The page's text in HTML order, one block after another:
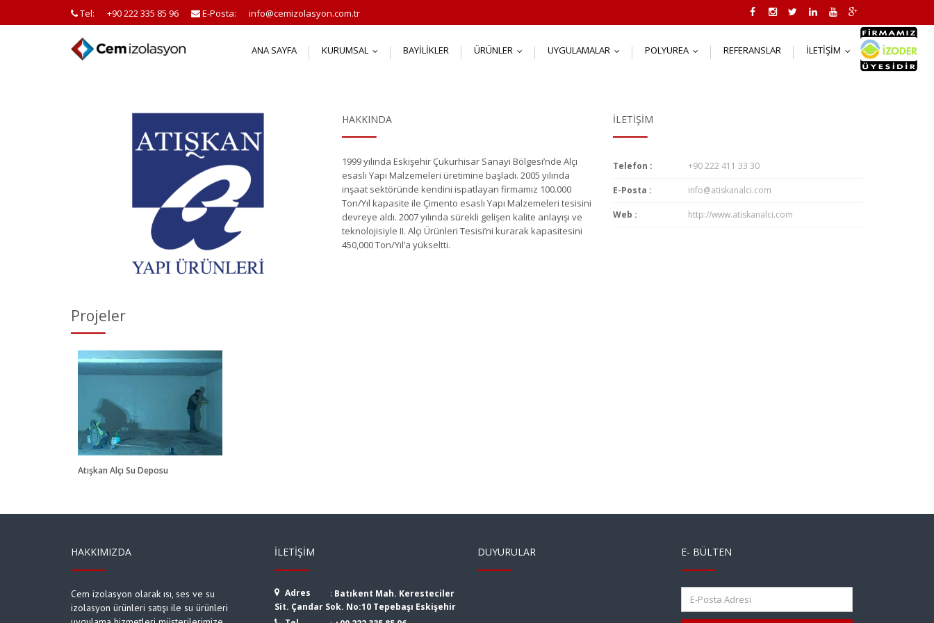
Tel: +90 222 335 85 96 E-Posta: info@cemizolasyon.com.tr
ANA SAYFA KURUMSAL BAYILIKLER ÜRÜNLER UYGULAMALAR POLYUREA REFERANSLAR İLETIŞIM
HAKKINDA
1999 yılında Eskişehir Çukurhisar Sanayi Bölgesi’nde Alçı
esaslı Yapı Malzemeleri üretimine başladı. 2005 yılında
inşaat sektöründe kendini ispatlayan firmamız 100.000
Ton/Yıl kapasite ile Çimento esaslı Yapı Malzemeleri tesisini
devreye aldı. 2007 yılında sürekli gelişen kalite anlayışı ve
teknolojisiyle II. Alçı Ürünleri Tesisi’ni kurarak kapasitesini
450,000 Ton/Yıl’a yükseltti.
İLETIŞIM
Telefon : +90 222 411 33 30
E-Posta : info@atiskanalci.com
Web : http://www.atiskanalci.com
Projeler
Atışkan Alçı Su Deposu
HAKKIMIZDA
Cem izolasyon olarak ısı, ses ve su
izolasyon ürünleri satışı ile su ürünleri
İLETIŞIM
Adres : Batıkent Mah. Keresteciler
Sit. Çandar Sok. No:10 Tepebaşı Eskişehir
DUYURULAR E- BÜLTEN